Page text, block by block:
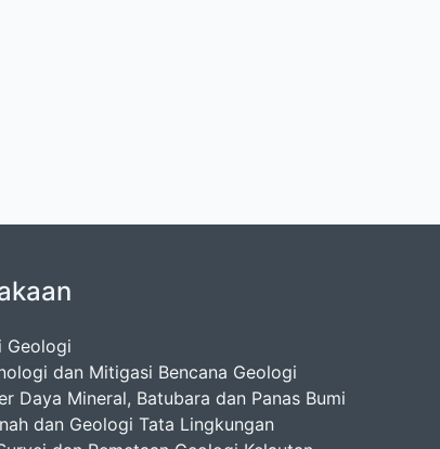
Geologi
dan Mitigasi Bencana Geologi
Daya Mineral, Batubara dan Panas Bumi
dan Geologi Tata Lingkungan